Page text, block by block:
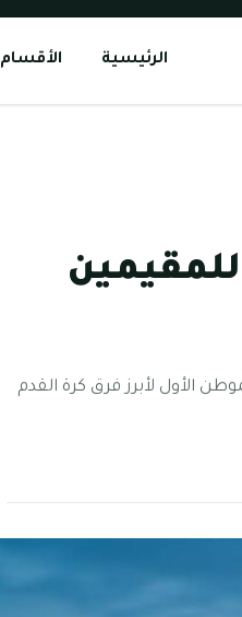
الرئيسية الأقسام
الأول لأبرز فرق كرة القدم